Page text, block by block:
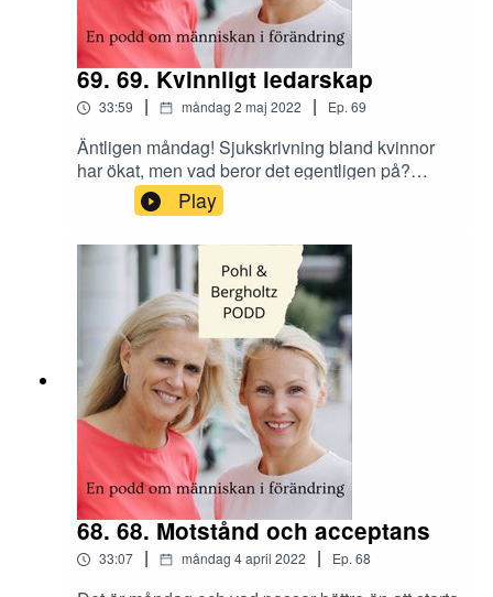
69. 69. Kvinnligt ledarskap
33:59 | måndag 2 maj 2022 | Ep. 69
Äntligen måndag! Sjukskrivning bland kvinnor
har ökat, men vad beror det egentligen på?
Genomgår man en förändring så ställer det krav
på omgivningen, Andrea ger tipsen för hur vi ska
tänka! Hur skiljer sig kvinnligt mot manligt
ledarskap? Det blir en vild diskussion mellan
Maria och Andrea om bekvämlighet kvar att
jobba hemifrån, men hur ställer sig egentligen
arbetsgivare till det?
Play
68. 68. Motstånd och acceptans
33:07 | måndag 4 april 2022 | Ep.68